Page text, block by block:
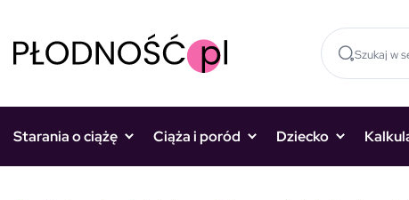
Starania o ciążę Ciąża i poród Dziecko